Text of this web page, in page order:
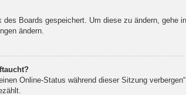
Boards gespeichert. Um diese zu ändern, gehe
ändern.
Online-Status während dieser Sitzung